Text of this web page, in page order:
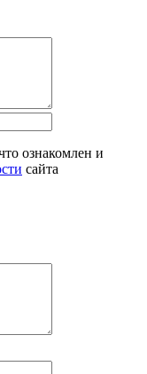
ознакомлен и
сайта